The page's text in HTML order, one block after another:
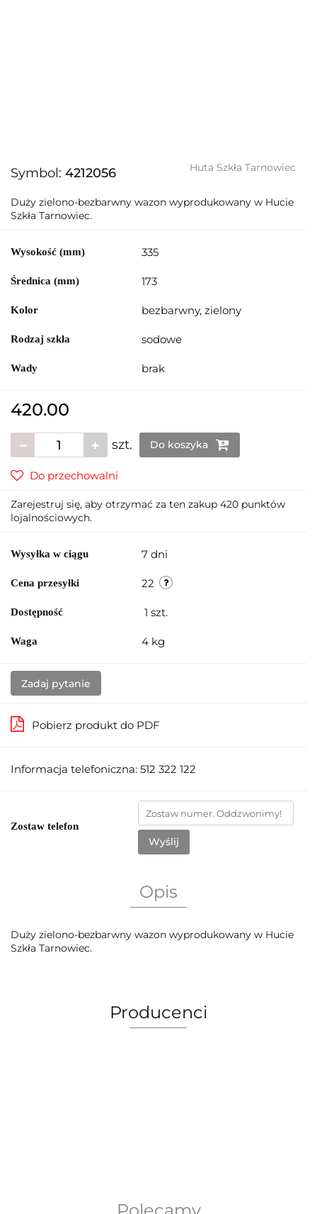
Symbol: 4212056 Huta Szkła Tarnowiec
Duży zielono-bezbarwny wazon wyprodukowany w Hucie
Szkła Tarnowiec.
Wysokość (mm) 335
Średnica (mm) 173
Kolor bezbarwny, zielony
Rodzaj szkła sodowe
Wady brak
420.00
szt. Do koszyka
Do przechowalni
Zarejestruj się, aby otrzymać za ten zakup 420 punktów
lojalnościowych.
Wysyłka w ciągu 7 dni
Cena przesyłki 22
Dostępność 1 szt.
Waga 4 kg
Zadaj pytanie
Pobierz produkt do PDF
Informacja telefoniczna: 512 322 122
Zostaw telefon
Wyślij
Opis
Duży zielono-bezbarwny wazon wyprodukowany w Hucie
Szkła Tarnowiec.
Producenci